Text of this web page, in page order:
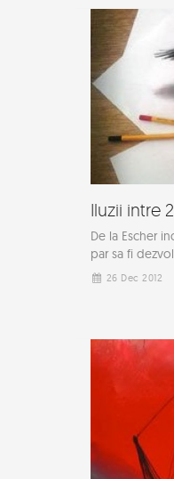
Iluzii intre
De la Escher
par sa fi
26 Dec 2012